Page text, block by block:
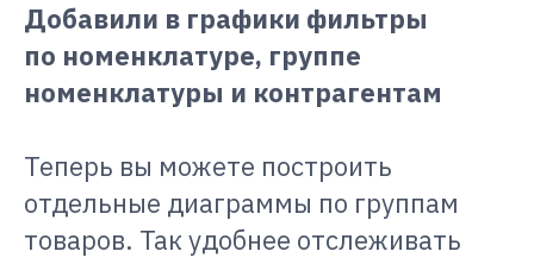
Добавили в графики фильтры
по номенклатуре, группе
номенклатуры и контрагентам
Теперь вы можете построить
отдельные диаграммы по группам
товаров. Так удобнее отслеживать